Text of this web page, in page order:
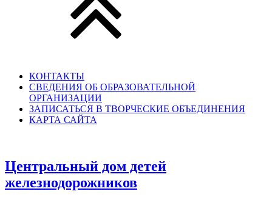
КОНТАКТЫ
СВЕДЕНИЯ ОБ ОБРАЗОВАТЕЛЬНОЙ
ОРГАНИЗАЦИИ
ЗАПИСАТЬСЯ В ТВОРЧЕСКИЕ ОБЪЕДИНЕНИЯ
КАРТА САЙТА
Центральный дом детей
железнодорожников